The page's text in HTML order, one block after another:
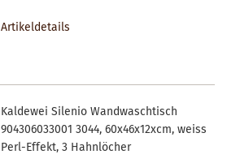
Artikeldetails
Kaldewei Silenio Wandwaschtisch
904306033001 3044, 60x46x12xcm, weiss
Perl-Effekt, 3 Hahnlöcher